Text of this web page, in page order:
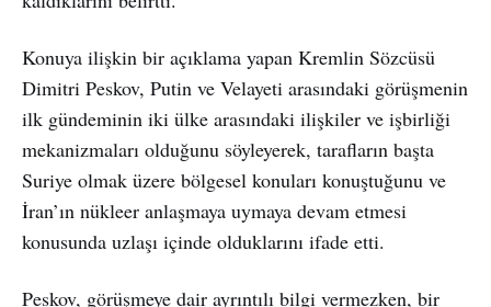
Konuya ilişkin bir açıklama yapan Kremlin Sözcüsü
Dimitri Peskov, Putin ve Velayeti arasındaki görüşmenin
ilk gündeminin iki ülke arasındaki ilişkiler ve işbirliği
mekanizmaları olduğunu söyleyerek, tarafların başta
Suriye olmak üzere bölgesel konuları konuştuğunu ve
İran’ın nükleer anlaşmaya uymaya devam etmesi
konusunda uzlaşı içinde olduklarını ifade etti.
Peskov, görüşmeye dair ayrıntılı bilgi vermezken, bir